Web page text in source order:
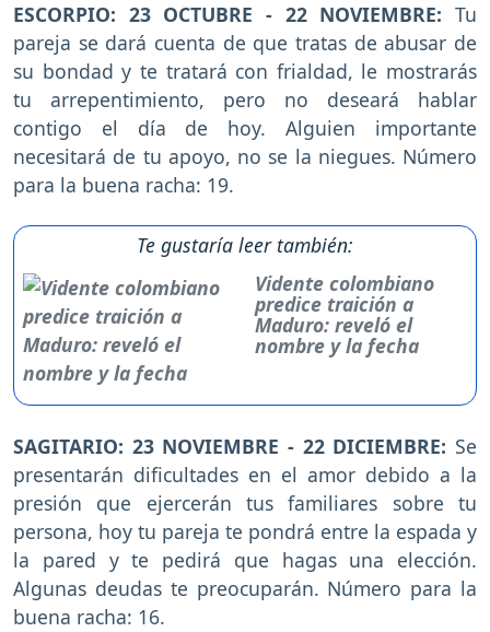
ESCORPIO: 23 OCTUBRE - 22 NOVIEMBRE: Tu
pareja se dará cuenta de que tratas de abusar de
su bondad y te tratará con frialdad, le mostrarás
tu arrepentimiento, pero no deseará hablar
contigo el día de hoy. Alguien importante
necesitará de tu apoyo, no se la niegues. Número
para la buena racha: 19.
Te gustaría leer también:
Vidente colombiano
predice traición a
Maduro: reveló el
nombre y la fecha
SAGITARIO: 23 NOVIEMBRE - 22 DICIEMBRE: Se
presentarán dificultades en el amor debido a la
presión que ejercerán tus familiares sobre tu
persona, hoy tu pareja te pondrá entre la espada y
la pared y te pedirá que hagas una elección.
Algunas deudas te preocuparán. Número para la
buena racha: 16.